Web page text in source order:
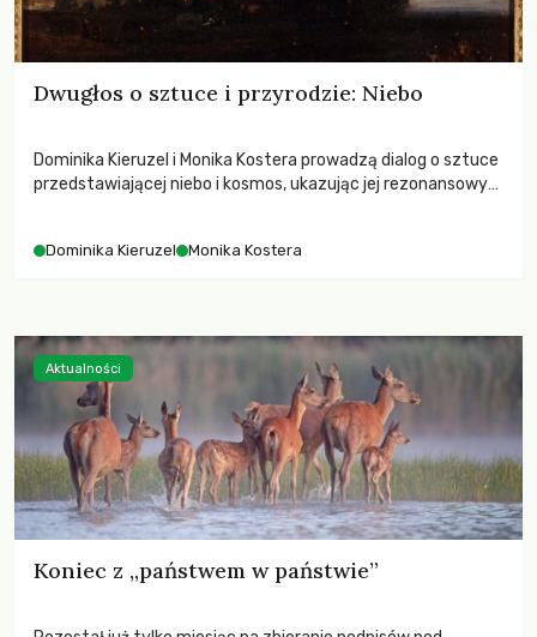
Dwugłos o sztuce i przyrodzie: Niebo
Dominika Kieruzel i Monika Kostera prowadzą dialog o sztuce
przedstawiającej niebo i kosmos, ukazując jej rezonansowy
Dominika Kieruzel Monika Kostera
Koniec z „państwem w państwie”
Aktualności